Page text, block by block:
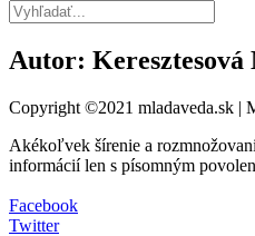
Autor: Keresztesová
Copyright ©2021 mladaveda.sk |
Akékoľvek šírenie a
informácií len s písomným
Facebook
Twitter